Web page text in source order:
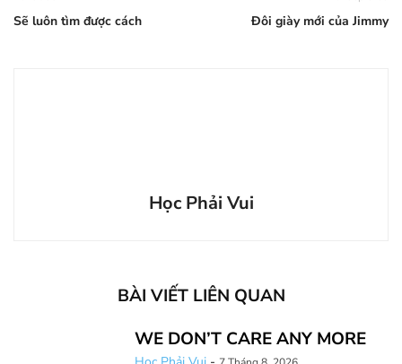
Sẽ luôn tìm được cách Đôi giày mới của Jimmy
Học Phải Vui
BÀI VIẾT LIÊN QUAN
WE DON’T CARE ANY MORE